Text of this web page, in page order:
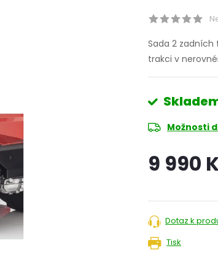
Sada 2 zadních
trakci v
Možnosti
9 990
Tisk
Dotaz k